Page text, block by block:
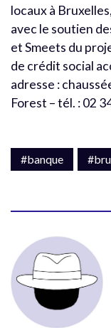
locaux à
avec le soutien
et Smeets du
de crédit social
adresse :
Forest – tél. : 02
#banque